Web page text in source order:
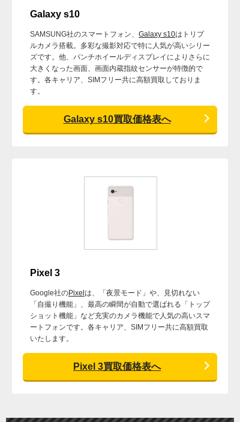
Galaxy s10
SAMSUNG社のスマートフォン、 Galaxy s10はトリプ
ルカメラ搭載。多彩な撮影対応で特に人気が高いシリー
ズです。他、パンチホイールディスプレイによりさらに
大きくなった画面、画面内蔵指紋センサーが特徴的で
す。各キャリア、SIMフリー共に高額買取しておりま
す。
Galaxy s10買取価格表へ
Pixel 3
Google社のPixelは、「夜景モード」や、見切れない
「自撮り機能」、最高の瞬間が自動で選ばれる「トップ
ショット機能」など充実のカメラ機能で人気の高いスマ
ートフォンです。各キャリア、SIMフリー共に高額買取
いたします。
Pixel 3買取価格表へ